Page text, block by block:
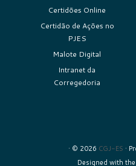
Certidões Online
Certidão de Ações no
PJES
Malote Digital
Intranet da
Corregedoria
· © 2026 CGJ-ES ·
Designed with the